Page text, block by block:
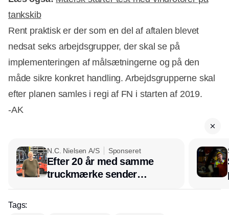
tankskib
Rent praktisk er der som en del af aftalen blevet
nedsat seks arbejdsgrupper, der skal se på
implementeringen af målsætningerne og på den
måde sikre konkret handling. Arbejdsgrupperne skal
efter planen samles i regi af FN i starten af 2019.
-AK
N.C. Nielsen A/S Sponseret
Efter 20 år med samme
truckmærke sender
lagerchef stafetten videre
Tags: